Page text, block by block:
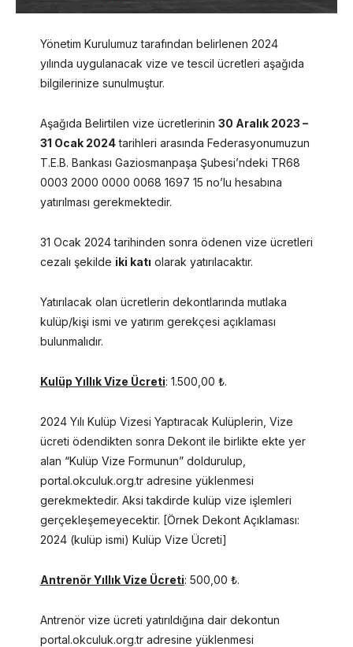
Yönetim Kurulumuz tarafından belirlenen 2024
yılında uygulanacak vize ve tescil ücretleri aşağıda
bilgilerinize sunulmuştur.
Aşağıda Belirtilen vize ücretlerinin 30 Aralık 2023 –
31 Ocak 2024tarihleri arasında Federasyonumuzun
T.E.B. Bankası Gaziosmanpaşa Şubesi’ndeki TR68
0003 2000 0000 0068 1697 15 no’lu hesabına
yatırılması gerekmektedir.
31 Ocak 2024 tarihinden sonra ödenen vize ücretleri
cezalı şekilde iki katı olarak yatırılacaktır.
Yatırılacak olan ücretlerin dekontlarında mutlaka
kulüp/kişi ismi ve yatırım gerekçesi açıklaması
bulunmalıdır.
Kulüp Yıllık Vize Ücreti: 1.500,00 ₺.
2024 Yılı Kulüp Vizesi Yaptıracak Kulüplerin, Vize
ücreti ödendikten sonra Dekont ile birlikte ekte yer
alan “Kulüp Vize Formunun” doldurulup,
portal.okculuk.org.tr adresine yüklenmesi
gerekmektedir. Aksi takdirde kulüp vize işlemleri
gerçekleşemeyecektir. [Örnek Dekont Açıklaması:
2024 (kulüp ismi) Kulüp Vize Ücreti]
Antrenör Yıllık Vize Ücreti: 500,00 ₺.
Antrenör vize ücreti yatırıldığına dair dekontun
portal.okculuk.org.tr adresine yüklenmesi